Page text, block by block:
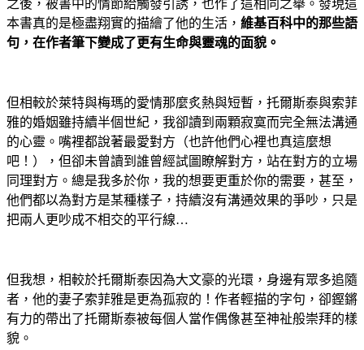
之後，被書中的情節給觸發引誘，也作了這相同之舉。發現這
本書真的是極盡翔實的描繪了他的生活， 維基百科中的那些語
句，在作者筆下變成了更有生命與靈魂的面貌。
但相較於萊特與梅瑪的愛情那麼炙熱與短暫，托爾斯泰與索菲
雅的婚姻雖持續半個世紀，我卻讀到兩顆寂寞而完全無法溝通
的心靈。嘴裡都說著最愛對方（也許他們心裡也真這麼想
吧！），但卻未曾讀到誰曾經試圖瞭解對方，站在對方的立場
同理對方。總是我多於你，我的想要更重於你的需要，甚至，
他們都以為對方是某種樣子，持續沒有溝通效果的爭吵，只是
把兩人更吵成不相交的平行線…
但我想，相較於托爾斯泰因為大文豪的光環，身邊有眾多追隨
者，他的妻子索菲雅是更為孤寂的！作者輕描的字句，卻鏗鏘
有力的帶出了托爾斯泰被每個人當作偶像甚至神祉般崇拜的樣
貌。